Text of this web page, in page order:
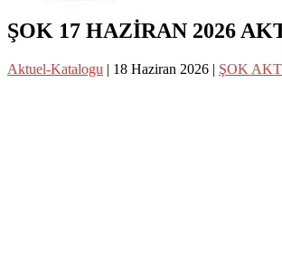
ŞOK 17 HAZİRAN 2026
Aktuel-Katalogu | 18 Haziran 2026 | ŞOK